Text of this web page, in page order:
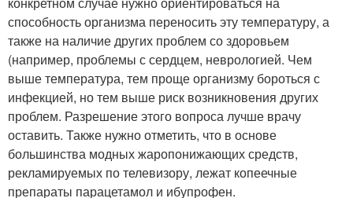
способность организма переносить эту температуру, а
также на наличие других проблем со здоровьем
(например, проблемы с сердцем, неврологией. Чем
выше температура, тем проще организму бороться с
инфекцией, но тем выше риск возникновения других
проблем. Разрешение этого вопроса лучше врачу
оставить. Также нужно отметить, что в основе
большинства модных жаропонижающих средств,
рекламируемых по телевизору, лежат копеечные
препараты парацетамол и ибупрофен.